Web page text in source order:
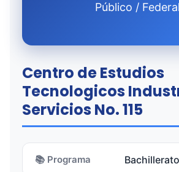
Público / Federal
Centro de Estudios
Tecnologicos
Servicios No. 115
📚 Programa